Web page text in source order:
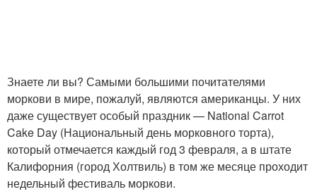
Знаете ли вы? Самыми большими почитателями
моркови в мире, пожалуй, являются американцы. У них
даже существует особый праздник — National Carrot
Cake Day (Национальный день морковного торта),
который отмечается каждый год 3 февраля, а в штате
Калифорния (город Холтвиль) в том же месяце проходит
недельный фестиваль моркови.